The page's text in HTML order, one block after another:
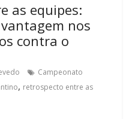
as equipes:
nos
contra o
Campeonato
, retrospecto entre as